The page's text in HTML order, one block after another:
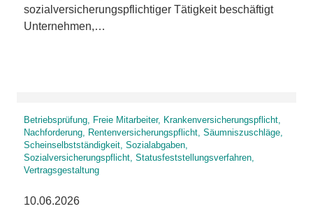
sozialversicherungspflichtiger Tätigkeit beschäftigt
Unternehmen,…
Betriebsprüfung, Freie Mitarbeiter, Krankenversicherungspflicht,
Nachforderung, Rentenversicherungspflicht, Säumniszuschläge,
Scheinselbstständigkeit, Sozialabgaben,
Sozialversicherungspflicht, Statusfeststellungsverfahren,
Vertragsgestaltung
10.06.2026